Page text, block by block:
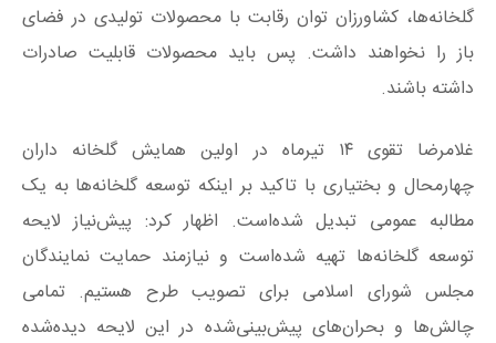
گلخانه‌ها، کشاورزان توان رقابت با محصولات تولیدی در فضای
باز را نخواهند داشت. پس باید محصولات قابلیت صادرات
داشته باشند.
غلامرضا تقوی ۱۴ تیرماه در اولین همایش گلخانه‌ داران
چهارمحال و بختیاری با تاکید بر اینکه توسعه گلخانه‌ها به یک
مطالبه عمومی تبدیل شده‌است. اظهار کرد: پیش‌نیاز لایحه
توسعه گلخانه‌ها تهیه شده‌است و نیازمند حمایت نمایندگان
مجلس شورای اسلامی برای تصویب طرح هستیم. تمامی
چالش‌ها و بحران‌های پیش‌بینی‌شده در این لایحه دیده‌شده